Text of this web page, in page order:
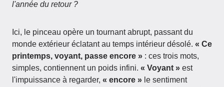
l'année du retour ?
Ici, le pinceau opère un tournant abrupt, passant du
monde extérieur éclatant au temps intérieur désolé. « Ce
printemps, voyant, passe encore » : ces trois mots,
simples, contiennent un poids infini. « Voyant » est
l'impuissance à regarder, « encore » le sentiment